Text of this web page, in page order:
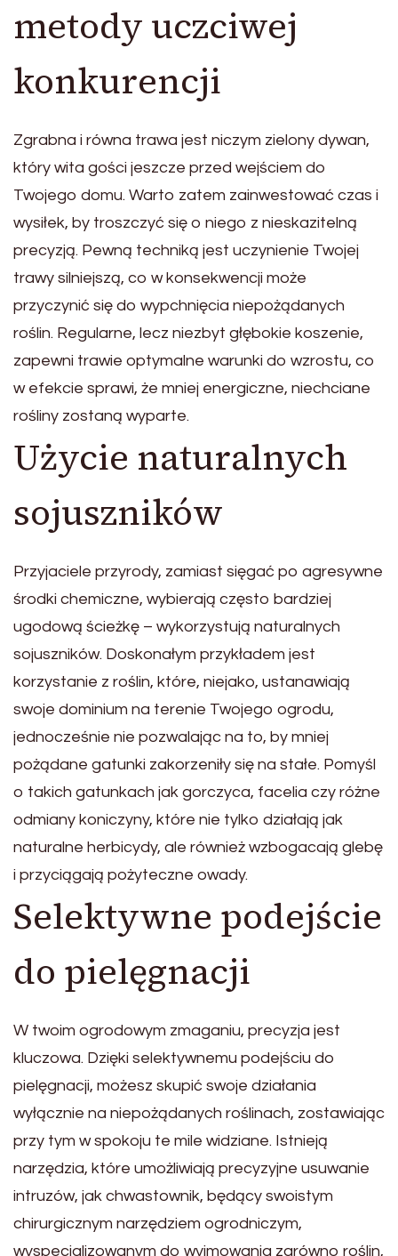
metody uczciwej
konkurencji
Zgrabna i równa trawa jest niczym zielony dywan,
który wita gości jeszcze przed wejściem do
Twojego domu. Warto zatem zainwestować czas i
wysiłek, by troszczyć się o niego z nieskazitelną
precyzją. Pewną techniką jest uczynienie Twojej
trawy silniejszą, co w konsekwencji może
przyczynić się do wypchnięcia niepożądanych
roślin. Regularne, lecz niezbyt głębokie koszenie,
zapewni trawie optymalne warunki do wzrostu, co
w efekcie sprawi, że mniej energiczne, niechciane
rośliny zostaną wyparte.
Użycie naturalnych
sojuszników
Przyjaciele przyrody, zamiast sięgać po agresywne
środki chemiczne, wybierają często bardziej
ugodową ścieżkę – wykorzystują naturalnych
sojuszników. Doskonałym przykładem jest
korzystanie z roślin, które, niejako, ustanawiają
swoje dominium na terenie Twojego ogrodu,
jednocześnie nie pozwalając na to, by mniej
pożądane gatunki zakorzeniły się na stałe. Pomyśl
o takich gatunkach jak gorczyca, facelia czy różne
odmiany koniczyny, które nie tylko działają jak
naturalne herbicydy, ale również wzbogacają glebę
i przyciągają pożyteczne owady.
Selektywne podejście
do pielęgnacji
W twoim ogrodowym zmaganiu, precyzja jest
kluczowa. Dzięki selektywnemu podejściu do
pielęgnacji, możesz skupić swoje działania
wyłącznie na niepożądanych roślinach, zostawiając
przy tym w spokoju te mile widziane. Istnieją
narzędzia, które umożliwiają precyzyjne usuwanie
intruzów, jak chwastownik, będący swoistym
chirurgicznym narzędziem ogrodniczym,
wyspecjalizowanym do wyjmowania zarówno roślin,